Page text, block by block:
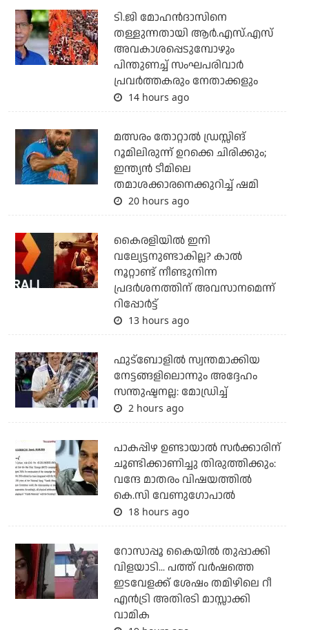
ടി.ജി മോഹന്‍ദാസിനെ
തള്ളുന്നതായി ആര്‍.എസ്.എസ്
അവകാശപ്പെടുമ്പോഴും
പിന്തുണച്ച് സംഘപരിവാര്‍
പ്രവര്‍ത്തകരും നേതാക്കളും
14 hours ago
മത്സരം തോറ്റാല്‍ ഡ്രസ്സിങ്
റൂമിലിരുന്ന് ഉറക്കെ ചിരിക്കും;
ഇന്ത്യന്‍ ടീമിലെ
തമാശക്കാരനെക്കുറിച്ച് ഷമി
20 hours ago
കൈരളിയില്‍ ഇനി
വല്യേട്ടനുണ്ടാകില്ല? കാല്‍
നൂറ്റാണ്ട് നീണ്ടുനിന്ന
പ്രദര്‍ശനത്തിന് അവസാനമെന്ന്
റിപ്പോര്‍ട്ട്
13 hours ago
ഫുട്ബോളില്‍ സ്വന്തമാക്കിയ
നേട്ടങ്ങളിലൊന്നും അദ്ദേഹം
സന്തുഷ്ടനല്ല: മോഡ്രിച്ച്
2 hours ago
പാകപ്പിഴ ഉണ്ടായാല്‍ സര്‍ക്കാരിന്
ചൂണ്ടിക്കാണിച്ചു തിരുത്തിക്കും:
വന്ദേ മാതരം വിഷയത്തില്‍
കെ.സി വേണുഗോപാല്‍
18 hours ago
റോസാപ്പൂ കൈയില്‍ തുപ്പാക്കി
വിളയാടി... പത്ത് വര്‍ഷത്തെ
ഇടവേളക്ക് ശേഷം തമിഴിലെ റീ
എന്‍ട്രി അതിരടി മാസ്സാക്കി
വാമിക